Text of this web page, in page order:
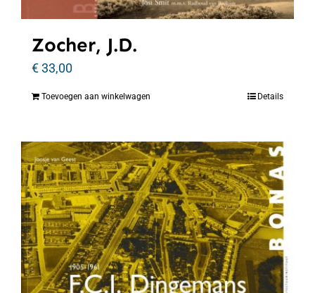
Zocher, J.D.
€33,00
Toevoegen aan winkelwagen Details